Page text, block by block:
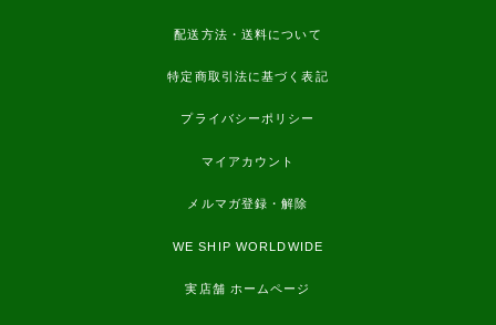
配送方法・送料について
特定商取引法に基づく表記
プライバシーポリシー
マイアカウント
メルマガ登録・解除
WE SHIP WORLDWIDE
実店舗 ホームページ